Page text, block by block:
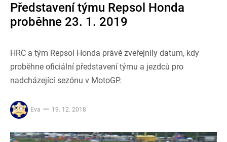
Představení týmu Repsol Honda
proběhne 23. 1. 2019
HRC a tým Repsol Honda právě zveřejnily datum, kdy
proběhne oficiální představení týmu a jezdců pro
nadcházející sezónu v MotoGP.
Eva 19. 12. 2018